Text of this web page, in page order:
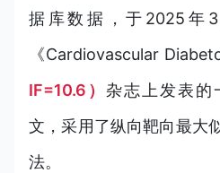
据库数据，于2025年
《Cardiovascular
IF=10.6） 杂志上发表的
文，采用了纵向靶向最大
法。